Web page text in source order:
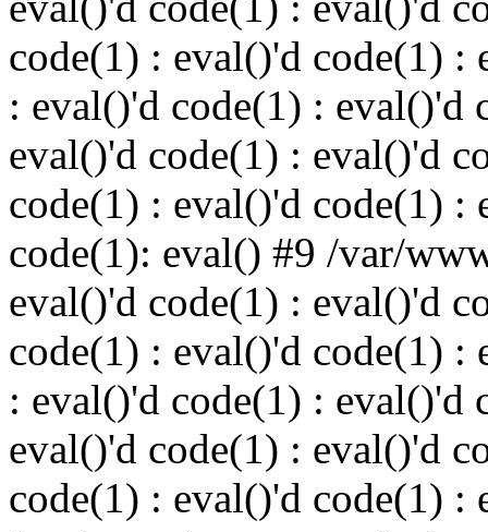
code(1) : eval()'d code(1) :
: eval()'d code(1) : eval()'d
eval()'d code(1) : eval()'d
code(1) : eval()'d code(1) :
code(1): eval() #9 /var/
eval()'d code(1) : eval()'d
code(1) : eval()'d code(1) :
: eval()'d code(1) : eval()'d
eval()'d code(1) : eval()'d
code(1) : eval()'d code(1) :